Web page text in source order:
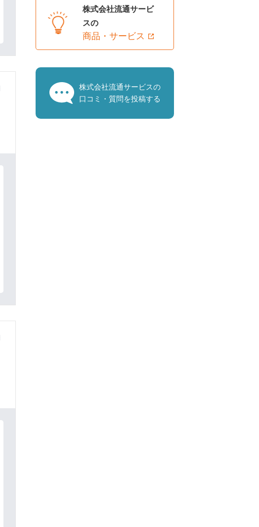
株式会社流通サービ
スの
商品・サービス
株式会社流通サービスの
口コミ・質問を投稿する